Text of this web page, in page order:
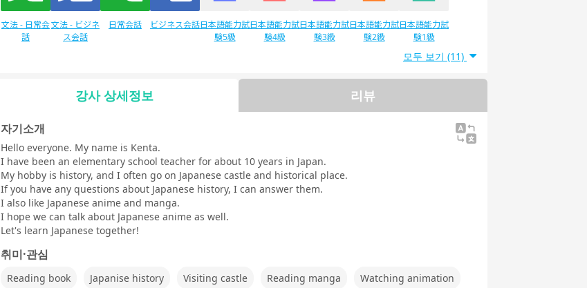
文法 - 日常会
話
文法 - ビジネ
ス会話
日常会話 ビジネス会話日本語能力試
験5級
日本語能力試
験4級
日本語能力試
験3級
日本語能力試
験2級
日本語能力試
験1級
デイリートピ
모두 보기 (11)
강사 상세정보 리뷰
자기소개
Hello everyone. My name is Kenta.
I have been an elementary school teacher for about 10 years in Japan.
My hobby is history, and I often go on Japanese castle and historical place.
If you have any questions about Japanese history, I can answer them.
I also like Japanese anime and manga.
I hope we can talk about Japanese anime as well.
Let's learn Japanese together!
취미·관심
Reading book Japanise history Visiting castle Reading manga Watching animation